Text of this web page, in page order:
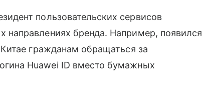
пользовательских сервисов
направлениях бренда. Например, появился
гражданам обращаться за
Huawei ID вместо бумажных